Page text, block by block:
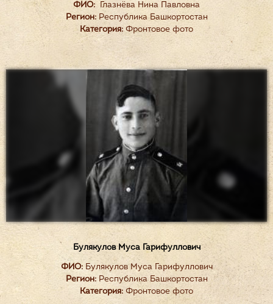
ФИО: Глазнёва Нина Павловна
Регион:Республика Башкортостан
Категория:Фронтовое фото
Булякулов Муса Гарифуллович
ФИО:Булякулов Муса Гарифуллович
Регион:Республика Башкортостан
Категория: Фронтовое фото